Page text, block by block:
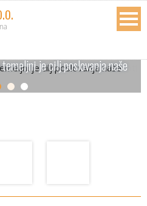
je cilj poslovanja naše
mogućem roku